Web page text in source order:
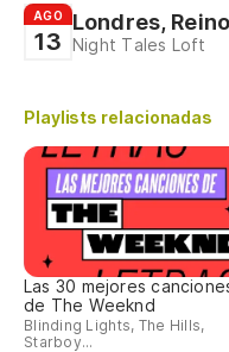
AGO
13
Londres,
Night Tales Loft
Playlists relacionadas
Las 30 mejores
de The Weeknd
Blinding Lights, The Hills,
Starboy...